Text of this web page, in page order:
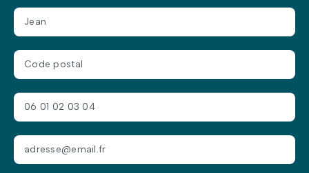
Nous vous remercions de l’intérêt porté.
Nos experts reviendront vers vous dans les plus brefs
Au plaisir.L’équipe HDR Énergie.